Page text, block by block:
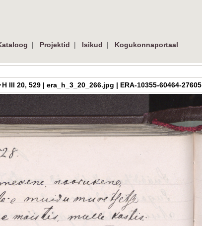
| Projektid | Isikud |
Kogukonnaportaal
III 20, 529 | era_h_3_20_266.jpg | ERA-10355-60464-27605